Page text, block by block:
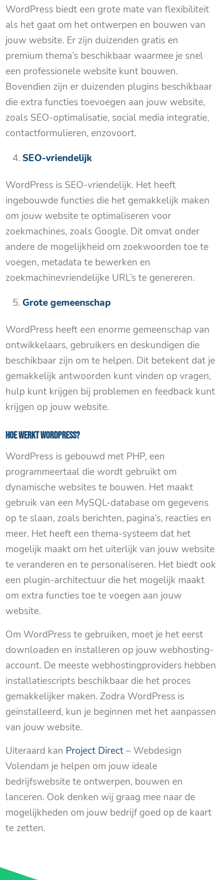
WordPress biedt een grote mate van flexibiliteit
als het gaat om het ontwerpen en bouwen van
jouw website. Er zijn duizenden gratis en
premium thema’s beschikbaar waarmee je snel
een professionele website kunt bouwen.
Bovendien zijn er duizenden plugins beschikbaar
die extra functies toevoegen aan jouw website,
zoals SEO-optimalisatie, social media integratie,
contactformulieren, enzovoort.
SEO-vriendelijk
WordPress is SEO-vriendelijk. Het heeft
ingebouwde functies die het gemakkelijk maken
om jouw website te optimaliseren voor
zoekmachines, zoals Google. Dit omvat onder
andere de mogelijkheid om zoekwoorden toe te
voegen, metadata te bewerken en
zoekmachinevriendelijke URL’s te genereren.
Grote gemeenschap
WordPress heeft een enorme gemeenschap van
ontwikkelaars, gebruikers en deskundigen die
beschikbaar zijn om te helpen. Dit betekent dat je
gemakkelijk antwoorden kunt vinden op vragen,
hulp kunt krijgen bij problemen en feedback kunt
krijgen op jouw website.
Hoe werkt WordPress?
WordPress is gebouwd met PHP, een
programmeertaal die wordt gebruikt om
dynamische websites te bouwen. Het maakt
gebruik van een MySQL-database om gegevens
op te slaan, zoals berichten, pagina’s, reacties en
meer. Het heeft een thema-systeem dat het
mogelijk maakt om het uiterlijk van jouw website
te veranderen en te personaliseren. Het biedt ook
een plugin-architectuur die het mogelijk maakt
om extra functies toe te voegen aan jouw
website.
Om WordPress te gebruiken, moet je het eerst
downloaden en installeren op jouw webhosting-
account. De meeste webhostingproviders hebben
installatiescripts beschikbaar die het proces
gemakkelijker maken. Zodra WordPress is
geïnstalleerd, kun je beginnen met het aanpassen
van jouw website.
Uiteraard kan Project Direct– Webdesign
Volendam je helpen om jouw ideale
bedrijfswebsite te ontwerpen, bouwen en
lanceren. Ook denken wij graag mee naar de
mogelijkheden om jouw bedrijf goed op de kaart
te zetten.